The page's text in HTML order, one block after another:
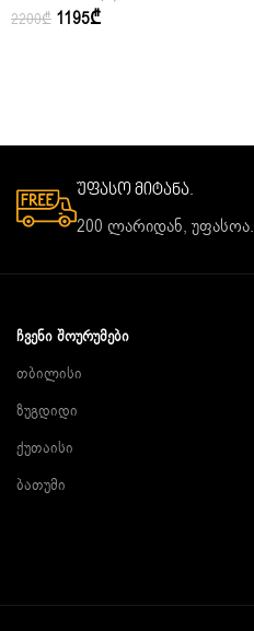
2200₾ 1195₾
უფასო მიტანა.
200 ლარიდან, უფასოა.
ᲩᲕᲔᲜᲘ ᲨᲝᲣᲠᲣᲛᲔᲑᲘ
თბილისი
ზუგდიდი
ქუთაისი
ბათუმი